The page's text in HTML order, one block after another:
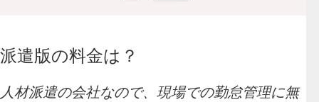
派遣版の料金は？
人材派遣の会社なので、現場での勤怠管理に無